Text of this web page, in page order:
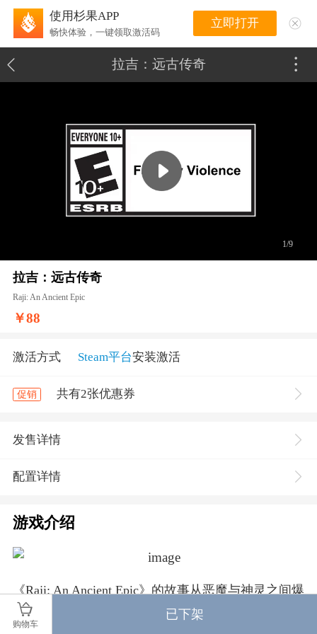
使用杉果APP
畅快体验，一键领取激活码
立即打开
拉吉：远古传奇
1/9
拉吉：远古传奇
Raji: An Ancient Epic
￥88
激活方式 Steam平台安装激活
促销 共有2张优惠券
发售详情
配置详情
游戏介绍
《Raji: An Ancient Epic》的故事从恶魔与神灵之间爆
发的一场新的战争开始。恶魔要为一千年前最后一
场大战中的失败复仇。他们向那场战争中让自己蒙
购物车
已下架